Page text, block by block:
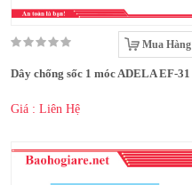
Mua Hàng
Dây chống sốc 1 móc ADELA EF-31
Giá : Liên Hệ